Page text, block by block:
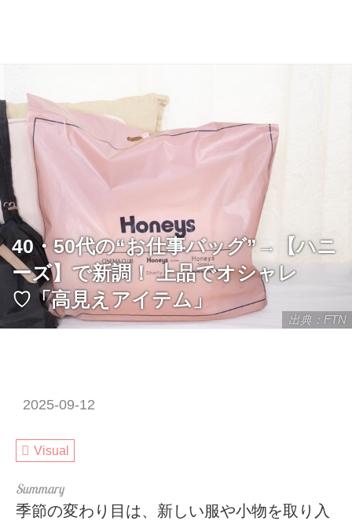
出典：FTN
40・50代の“お仕事バッグ”→【ハニ
ーズ】で新調！ 上品でオシャレ
♡「高見えアイテム」
2025-09-12
Visual
季節の変わり目は、新しい服や小物を取り入